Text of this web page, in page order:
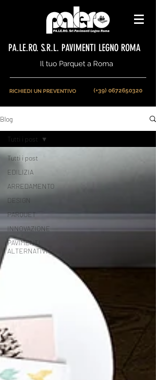
PA.LE.RO. S.R.L. PAVIMENTI LEGNO ROMA
Il tuo Parquet a Roma
RICHIEDI UN PREVENTIVO (+39) 0672650320
Blog
Tutti i post
EDILIZIA
ARREDAMENTO
DESIGN
PARQUET
INNOVAZIONE
PAVIMENTI
ALTERNATIVI
Tutti i post